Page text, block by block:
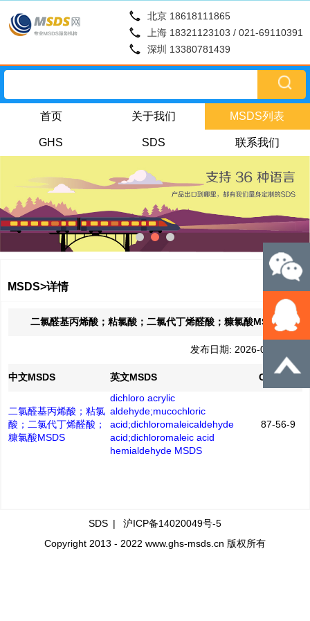
北京 18618111865
上海 18321123103 / 021-69110391
深圳 13380781439
首页 关于我们 MSDS列表
GHS SDS 联系我们
MSDS>详情
二氯醛基丙烯酸；粘氯酸；二氯代丁烯醛酸；糠氯酸MSDS
发布日期: 2026-07-03
中文MSDS 英文MSDS CAS No.
二氯醛基丙烯酸；粘氯
酸；二氯代丁烯醛酸；
糠氯酸MSDS
dichloro acrylic
aldehyde;mucochloric
acid;dichloromaleicaldehyde
acid;dichloromaleic acid
hemialdehyde MSDS
87-56-9
SDS | 沪ICP备14020049号-5
Copyright 2013 - 2022 www.ghs-msds.cn 版权所有